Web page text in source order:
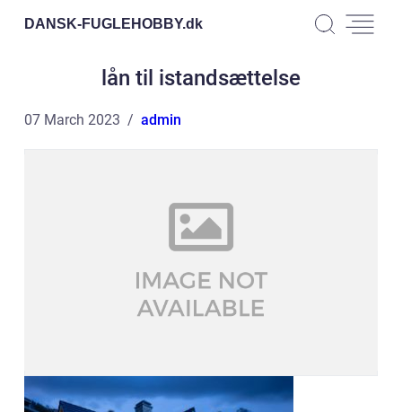
DANSK-FUGLEHOBBY.dk
lån til istandsættelse
07 March 2023 admin